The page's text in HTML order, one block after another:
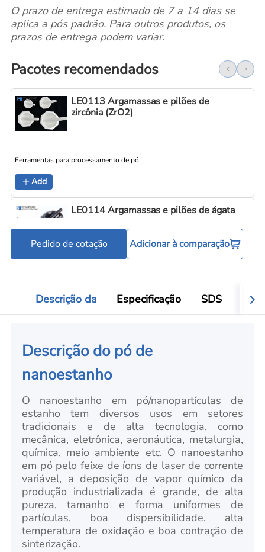
O prazo de entrega estimado de 7 a 14 dias se
aplica a pós padrão. Para outros produtos, os
prazos de entrega podem variar.
Pacotes recomendados
LE0113 Argamassas e pilões de
zircônia (ZrO2)
Ferramentas para processamento de pó
Add
LE0114 Argamassas e pilões de ágata
Pedido de cotação Adicionar à comparação
Descrição da Especificação SDS
Descrição do pó de
nanoestanho
O nanoestanho em pó/nanopartículas de
estanho tem diversos usos em setores
tradicionais e de alta tecnologia, como
mecânica, eletrônica, aeronáutica, metalurgia,
química, meio ambiente etc. O nanoestanho
em pó pelo feixe de íons de laser de corrente
variável, a deposição de vapor químico da
produção industrializada é grande, de alta
pureza, tamanho e forma uniformes de
partículas, boa dispersibilidade, alta
temperatura de oxidação e boa contração de
sinterização.